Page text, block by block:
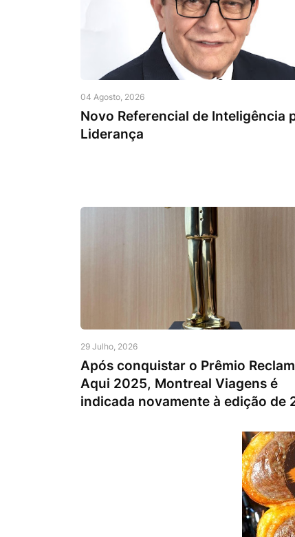
04 Agosto, 2026
Novo Referencial de Inteligência
Liderança
29 Julho, 2026
Após conquistar o Prêmio
Aqui 2025, Montreal Viagens é
indicada novamente à edição de